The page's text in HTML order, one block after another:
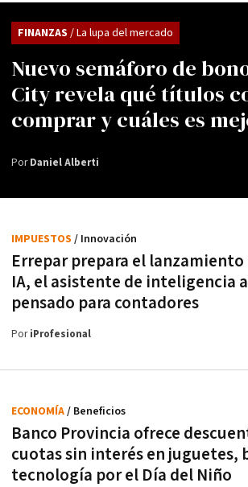
Nuevo semáforo de
City revela qué títulos
comprar y cuáles es
FINANZAS / La lupa del mercado
PorDaniel Alberti
Errepar prepara el
IA, el asistente de inteligencia
pensado para contadores
IMPUESTOS / Innovación
PoriProfesional
Banco Provincia ofrece
cuotas sin interés en juguetes,
tecnología por el Día del Niño
ECONOMÍA/ Beneficios